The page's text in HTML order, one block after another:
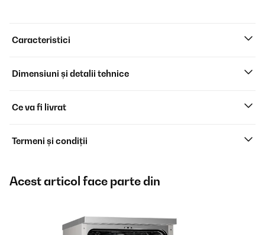
Caracteristici
Dimensiuni și detalii tehnice
Ce va fi livrat
Termeni și condiții
Acest articol face parte din